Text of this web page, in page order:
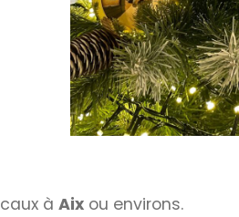
à Aix ou environs.